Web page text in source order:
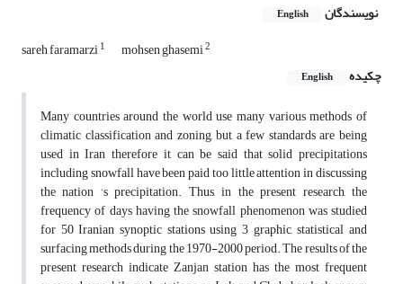
نویسندگان English
sareh faramarzi1 mohsen ghasemi2
چکیده English
Many countries around the world use many various methods of
climatic classification and zoning, but a few standards are being
used in Iran therefore it can be said that solid precipitations
including snowfall have been paid too little attention in discussing
the nation ‘s precipitation. Thus, in the present research, the
frequency of days having the snowfall phenomenon was studied
for 50 Iranian synoptic stations using 3 graphic, statistical and
surfacing methods during the 1970-2000 period. The results of the
present research indicate Zanjan station has the most frequent